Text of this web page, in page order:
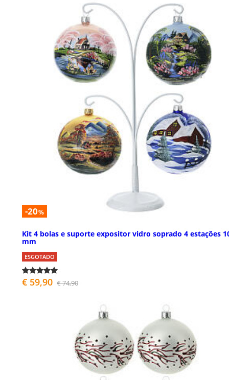
-20%
Kit 4 bolas e suporte expositor vidro soprado 4 estações
mm
ESGOTADO
€ 59,90 € 74,90